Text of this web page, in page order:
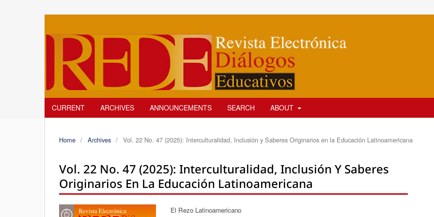
CURRENT ARCHIVES ANNOUNCEMENTS SEARCH ABOUT
Home / Archives / Vol. 22 No. 47 (2025): Interculturalidad, Inclusión y Saberes Originarios en la Educación Latinoamericana
Vol. 22 No. 47 (2025): Interculturalidad, Inclusión Y Saberes
Originarios En La Educación Latinoamericana
El Rezo Latinoamericano